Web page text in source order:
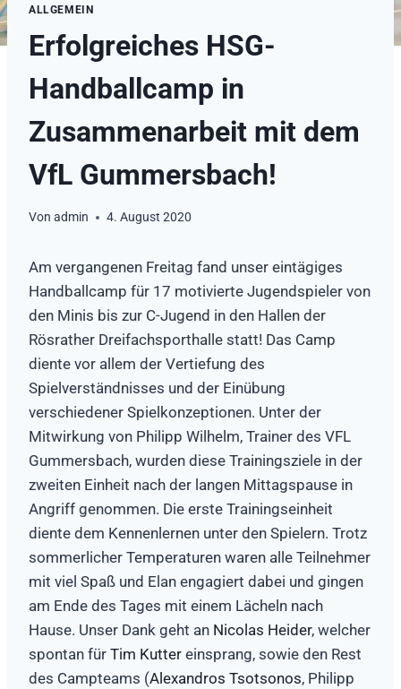
ALLGEMEIN
Erfolgreiches HSG-
Handballcamp in
Zusammenarbeit mit dem
VfL Gummersbach!
Von admin 4. August 2020
Am vergangenen Freitag fand unser eintägiges
Handballcamp für 17 motivierte Jugendspieler von
den Minis bis zur C-Jugend in den Hallen der
Rösrather Dreifachsporthalle statt! Das Camp
diente vor allem der Vertiefung des
Spielverständnisses und der Einübung
verschiedener Spielkonzeptionen. Unter der
Mitwirkung von Philipp Wilhelm, Trainer des VFL
Gummersbach, wurden diese Trainingsziele in der
zweiten Einheit nach der langen Mittagspause in
Angriff genommen. Die erste Trainingseinheit
diente dem Kennenlernen unter den Spielern. Trotz
sommerlicher Temperaturen waren alle Teilnehmer
mit viel Spaß und Elan engagiert dabei und gingen
am Ende des Tages mit einem Lächeln nach
Hause. Unser Dank geht an Nicolas Heider, welcher
spontan für Tim Kutter einsprang, sowie den Rest
des Campteams (Alexandros Tsotsonos, Philipp